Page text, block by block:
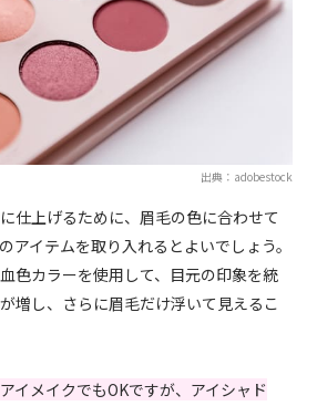
出典：adobestock
仕上げるために、眉毛の色に合わせて
アイテムを取り入れるとよいでしょう。
色カラーを使用して、目元の印象を統
増し、さらに眉毛だけ浮いて見えるこ
イメイクでもOKですが、アイシャド